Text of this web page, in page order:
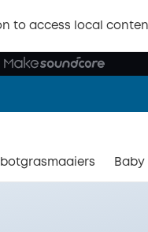
to access local
🎉
Baby